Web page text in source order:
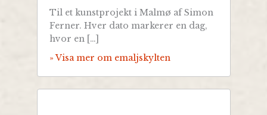
Til et kunstprojekt i Malmø af Simon
Ferner. Hver dato markerer en dag,
hvor en […]
» Visa mer om emaljskylten